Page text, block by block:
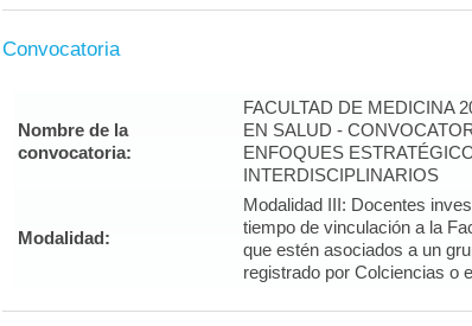
Convocatoria
Nombre de la
convocatoria:
FACULTAD DE MEDICINA
EN SALUD -
ENFOQUES
INTERDISCIPLINARIOS
Modalidad:
Modalidad III: Docentes
tiempo de vinculación a la
que estén asociados a un
registrado por Colciencias o